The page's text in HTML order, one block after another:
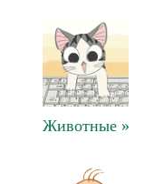
Животные »